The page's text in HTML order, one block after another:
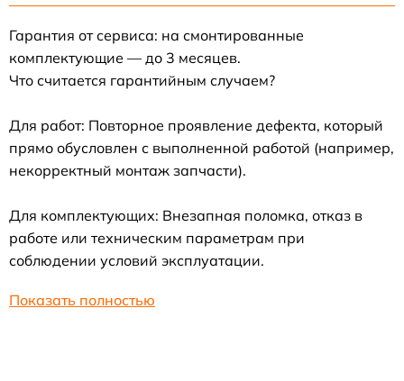
Гарантия от сервиса: на смонтированные
комплектующие — до 3 месяцев.
Что считается гарантийным случаем?
Для работ: Повторное проявление дефекта, который
прямо обусловлен с выполненной работой (например,
некорректный монтаж запчасти).
Для комплектующих: Внезапная поломка, отказ в
работе или техническим параметрам при
соблюдении условий эксплуатации.
Показать полностью